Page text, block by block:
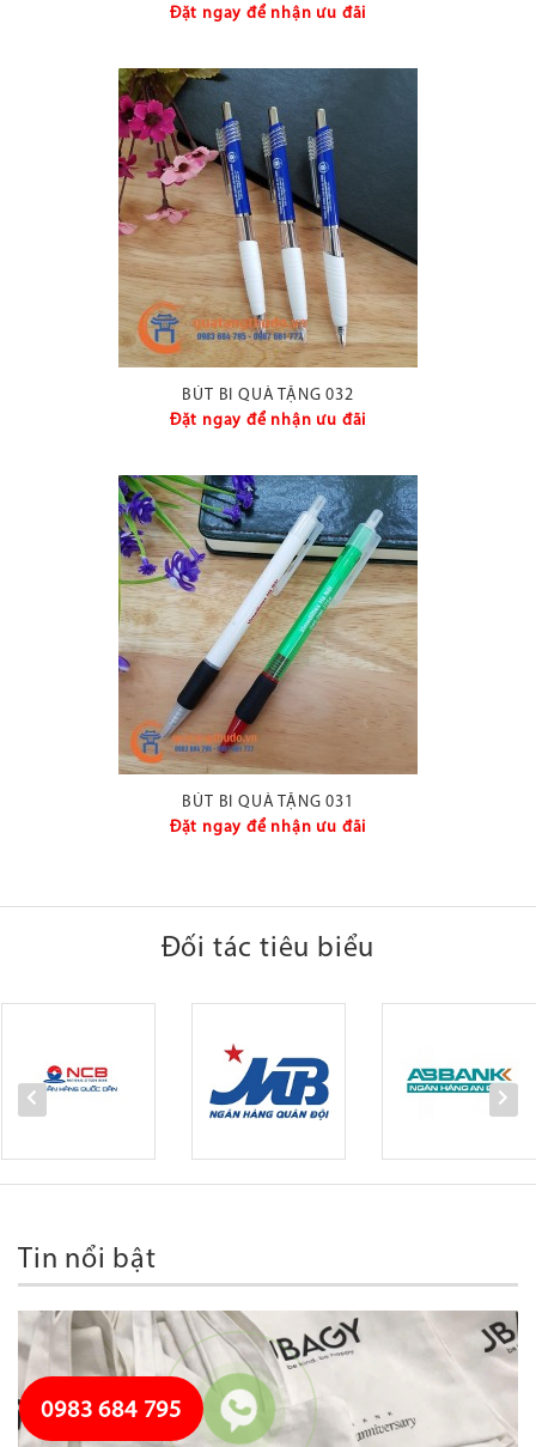
Đặt ngay để nhận ưu đãi
BÚT BI QUÀ TẶNG 032
Đặt ngay để nhận ưu đãi
BÚT BI QUÀ TẶNG 031
Đặt ngay để nhận ưu đãi
Đối tác tiêu biểu
Tin nổi bật
0983 684 795